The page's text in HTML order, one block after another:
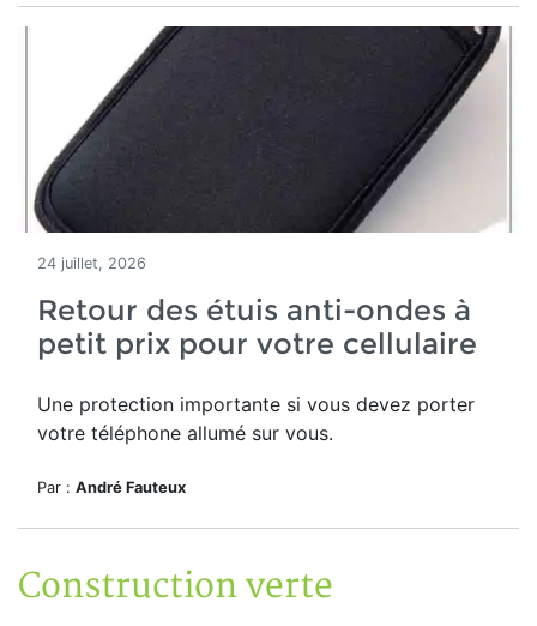
24 juillet, 2026
Retour des étuis anti-ondes à
petit prix pour votre cellulaire
Une protection importante si vous devez porter
votre téléphone allumé sur vous.
Par : André Fauteux
Construction verte